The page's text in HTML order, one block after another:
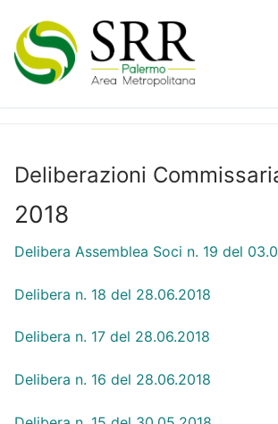
contenuto
Deliberazioni
2018
Delibera Assemblea Soci n. 19 del
Delibera n. 18 del 28.06.2018
Delibera n. 17 del 28.06.2018
Delibera n. 16 del 28.06.2018